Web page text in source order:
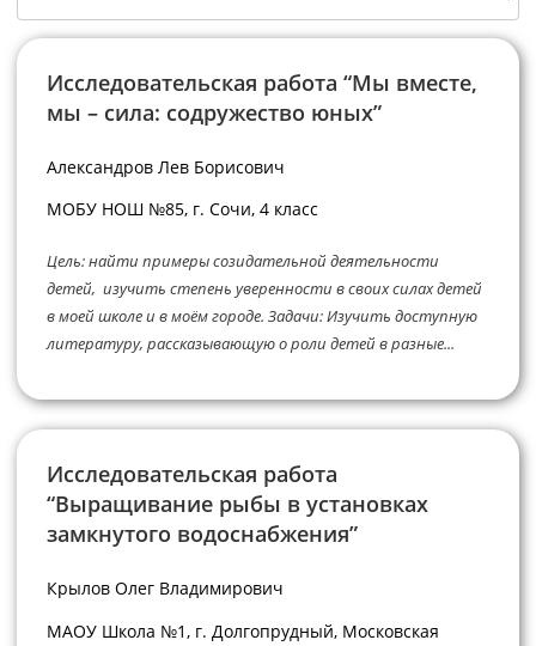
Исследовательская работа “Мы вместе,
мы – сила: содружество юных”
Александров Лев Борисович
МОБУ НОШ №85, г. Сочи, 4 класс
Цель: найти примеры созидательной деятельности
детей, изучить степень уверенности в своих силах детей
в моей школе и в моём городе. Задачи: Изучить доступную
литературу, рассказывающую о роли детей в разные...
Исследовательская работа
“Выращивание рыбы в установках
замкнутого водоснабжения”
Крылов Олег Владимирович
МАОУ Школа №1, г. Долгопрудный, Московская